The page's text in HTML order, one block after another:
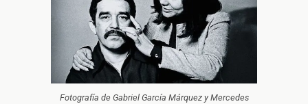
Fotografía de Gabriel García Márquez y Mercedes